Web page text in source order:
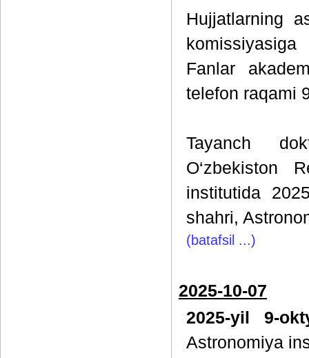
Hujjatlarning
Fanlar
telefon raqami
Tayanch
O‘zbekiston
institutida
shahri,
(batafsil ...)
2025-10-07
2025-yil 9-
Astronomiya